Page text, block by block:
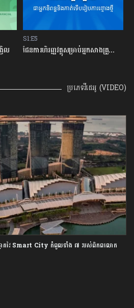
ផែនការហិរញ្ញវត្ថុសម្រាប់អ្នកសាងគ្រួសារថ្មីថ្មោង
S2:E24
មូលហេតុអ្វីខ្លះដែលធ្វើអោយអ្នកធ្លាក់ខ្លួនក្នុងបំណុលអាក្រក់?
ប្រភេទវីដេអូ (VIDEO)
ផលិតក្នុងស្រុកដំបូងបំផុតតម្លៃជាង ១៥០០លានដុល្លារ